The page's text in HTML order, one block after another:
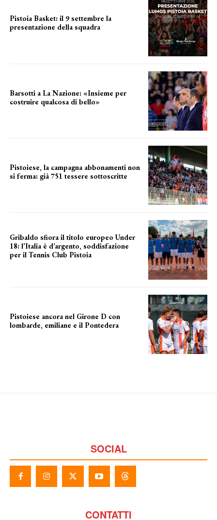
Pistoia Basket: il 9 settembre la
presentazione della squadra
Barsotti a La Nazione: «Insieme per
costruire qualcosa di bello»
Pistoiese, la campagna abbonamenti non
si ferma: già 751 tessere sottoscritte
Gribaldo sfiora il titolo europeo Under
18: l’Italia è d’argento, soddisfazione
per il Tennis Club Pistoia
Pistoiese ancora nel Girone D con
lombarde, emiliane e il Pontedera
SOCIAL
CONTATTI